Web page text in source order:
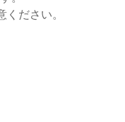
ださい。